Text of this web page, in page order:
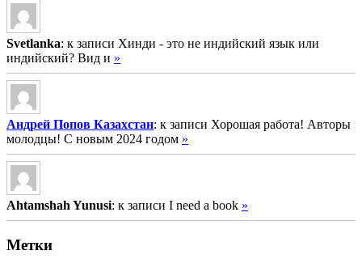
Svetlanka: к записи Хинди - это не индийский язык или
индийский? Вид и »
Андрей Попов Казахстан: к записи Хорошая работа! Авторы
молодцы! С новым 2024 годом »
Ahtamshah Yunusi: к записи I need a book »
Метки